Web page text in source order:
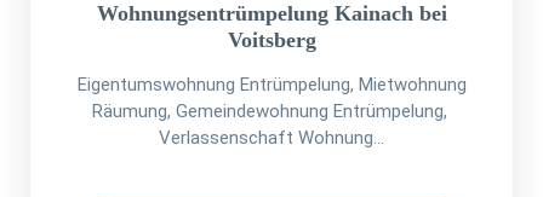
Wohnungsentrümpelung Kainach bei
Voitsberg
Eigentumswohnung Entrümpelung, Mietwohnung
Räumung, Gemeindewohnung Entrümpelung,
Verlassenschaft Wohnung...